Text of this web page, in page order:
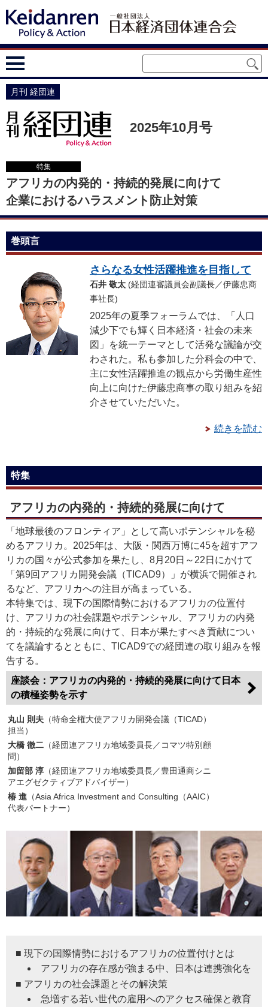
月刊 経団連
2025年10月号
特集
アフリカの内発的・持続的発展に向けて
企業におけるハラスメント防止対策
巻頭言
さらなる女性活躍推進を目指して
石井 敬太 (経団連審議員会副議長／伊藤忠商
事社長)
2025年の夏季フォーラムでは、「人口
減少下でも輝く日本経済・社会の未来
図」を統一テーマとして活発な議論が交
わされた。私も参加した分科会の中で、
主に女性活躍推進の観点から労働生産性
向上に向けた伊藤忠商事の取り組みを紹
介させていただいた。
続きを読む
特集
アフリカの内発的・持続的発展に向けて
「地球最後のフロンティア」として高いポテンシャルを秘
めるアフリカ。2025年は、大阪・関西万博に45を超すアフ
リカの国々が公式参加を果たし、8月20日～22日にかけて
「第9回アフリカ開発会議（TICAD9）」が横浜で開催され
るなど、アフリカへの注目が高まっている。
本特集では、現下の国際情勢におけるアフリカの位置付
け、アフリカの社会課題やポテンシャル、アフリカの内発
的・持続的な発展に向けて、日本が果たすべき貢献につい
てを議論するとともに、TICAD9での経団連の取り組みを報
告する。
座談会：アフリカの内発的・持続的発展に向けて日本
の積極姿勢を示す
丸山 則夫 （特命全権大使アフリカ開発会議（TICAD）
担当）
大橋 徹二 （経団連アフリカ地域委員長／コマツ特別顧
問）
加留部 淳 （経団連アフリカ地域委員長／豊田通商シニ
アエグゼクティブアドバイザー）
椿 進 （Asia Africa Investment and Consulting（AAIC）
代表パートナー）
■ 現下の国際情勢におけるアフリカの位置付けとは
アフリカの存在感が強まる中、日本は連携強化を
■ アフリカの社会課題とその解決策
急増する若い世代の雇用へのアクセス確保と教育